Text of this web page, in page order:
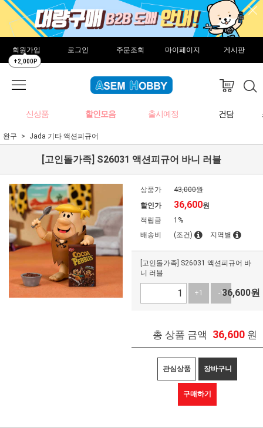
회원가입
+2,000P
로그인 주문조회 마이페이지 게시판
신상품 할인모음 출시예정 건담
완구 Jada 기타 액션피규어
[고인돌가족] S26031 액션피규어 바니 러블
상품가
43,000원
할인가
36,600원
적립금
1%
배송비
(조건) 지역별
[고인돌가족] S26031 액션피규어 바
니 러블
+1 -136,600원
총 상품 금액 36,600 원
관심상품 장바구니
구매하기